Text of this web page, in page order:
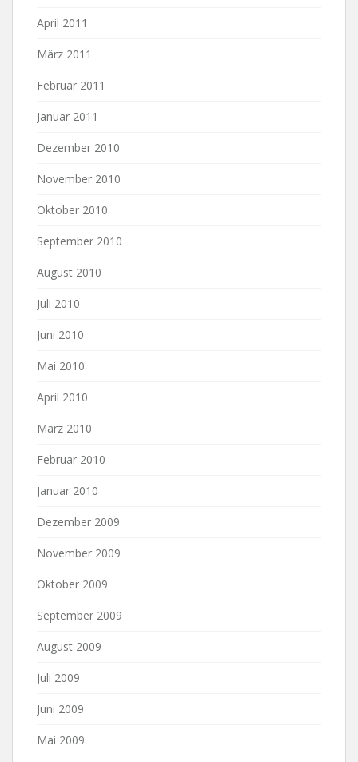
April 2011
März 2011
Februar 2011
Januar 2011
Dezember 2010
November 2010
Oktober 2010
September 2010
August 2010
Juli 2010
Juni 2010
Mai 2010
April 2010
März 2010
Februar 2010
Januar 2010
Dezember 2009
November 2009
Oktober 2009
September 2009
August 2009
Juli 2009
Juni 2009
Mai 2009